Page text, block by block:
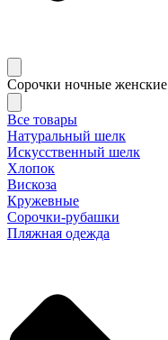
Сорочки ночные женские
Все товары
Натуральный шелк
Искусственный шелк
Хлопок
Вискоза
Кружевные
Сорочки-рубашки
Пляжная одежда